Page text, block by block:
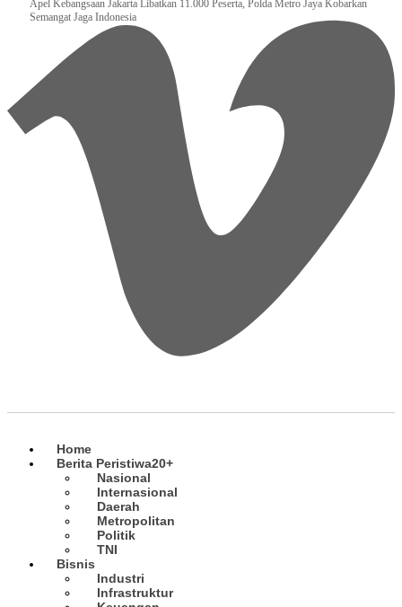
Apel Kebangsaan Jakarta Libatkan 11.000 Peserta, Polda Metro Jaya Kobarkan
Semangat Jaga Indonesia
Home
Berita Peristiwa20+
Nasional
Internasional
Daerah
Metropolitan
Politik
TNI
Bisnis
Industri
Infrastruktur